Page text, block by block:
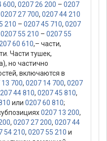
600, 0207 26 200 – 0207
0207 27 700, 0207 44 210
210 – 0207 45 710, 0207
0207 55 210 – 0207 55
60 610,– части,
Части тушек,
но частично
включаются в
700, 0207 14 700, 0207
44 810, 0207 45 810,
или 0207 60 810;
0207 13 200,
, 0207 27 200, 0207 44
54 210, 0207 55 210 и